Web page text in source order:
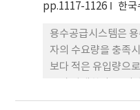
pp.1117-1126
한국
용수공급시스템은
자의 수요량을 충족
보다 적은 유입량으
뭄 상황이 언제나 용